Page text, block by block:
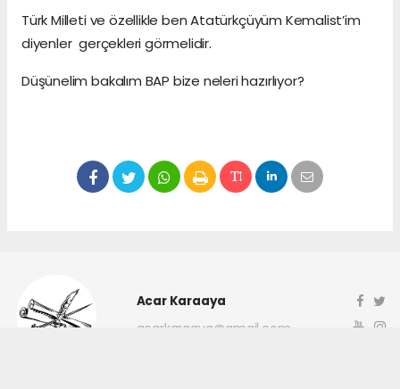
Türk Milleti ve özellikle ben Atatürkçüyüm Kemalist’im
diyenler gerçekleri görmelidir.
Düşünelim bakalım BAP bize neleri hazırlıyor?
Acar Karaaya
acarkaraaya@gmail.com